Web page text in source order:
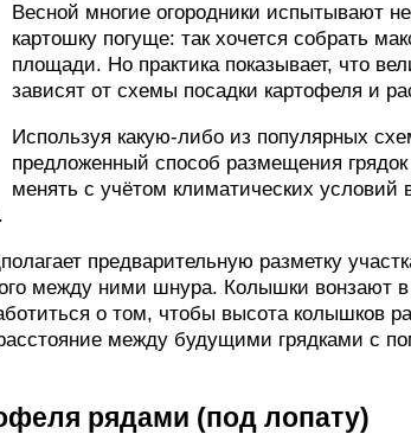
Весной многие огородники испытывают
картошку погуще: так хочется собрать
площади. Но практика показывает, что
зависят от схемы посадки картофеля и
Используя какую-либо из популярных
предложенный способ размещения
менять с учётом климатических условий
предварительную разметку
между ними шнура. Колышки вонзают
о том, чтобы высота колышков
между будущими грядками с
рядами (под лопату)